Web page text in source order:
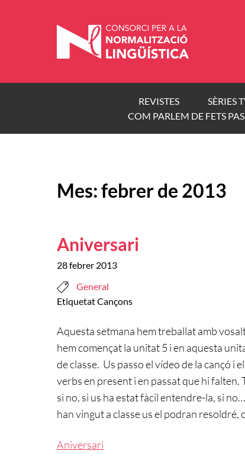
REVISTES SÈRIES
COM PARLEM DE FETS
Mes:febrer de 2013
Aniversari
28 febrer 2013
General
EtiquetatCançons
Aquesta setmana hem treballat amb
hem començat la unitat 5 i en aquesta
de classe. Us passo el vídeo de la cançó i
verbs en present i en passat que hi falten.
si no, si us ha estat fàcil entendre-la, si
han vingut a classe us el podran resoldré,
Aniversari